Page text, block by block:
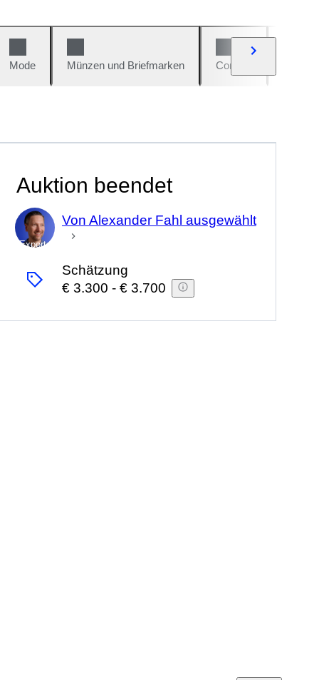
Mode Münzen und Briefmarken Comics
Auktion beendet
Experte
Von Alexander Fahl ausgewählt
Schätzung
€ 3.300 - € 3.700